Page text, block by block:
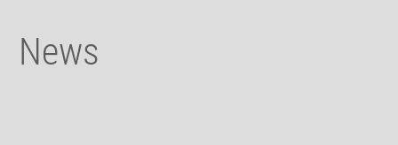
News